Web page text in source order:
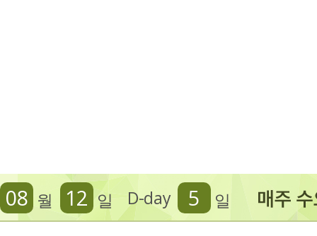
D-day 5 일
08 월 12 일